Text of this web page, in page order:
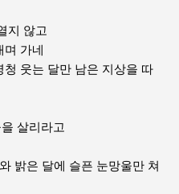
지 않고
며 가네
웃는 달만 남은 지상을 따
살리라고
밝은 달에 슬픈 눈망울만 쳐